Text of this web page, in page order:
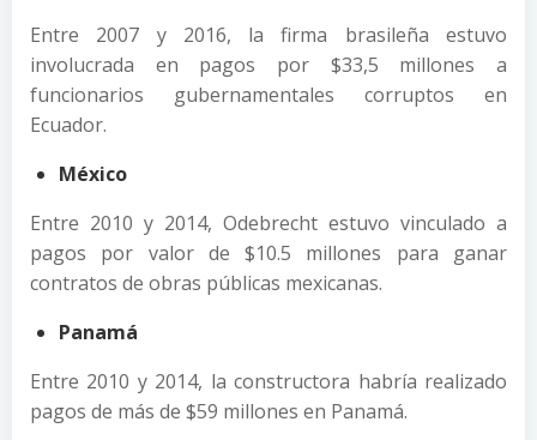
Entre 2007 y 2016, la firma brasileña estuvo
involucrada en pagos por $33,5 millones a
funcionarios gubernamentales corruptos en
Ecuador.
México
Entre 2010 y 2014, Odebrecht estuvo vinculado a
pagos por valor de $10.5 millones para ganar
contratos de obras públicas mexicanas.
Panamá
Entre 2010 y 2014, la constructora habría realizado
pagos de más de $59 millones en Panamá.